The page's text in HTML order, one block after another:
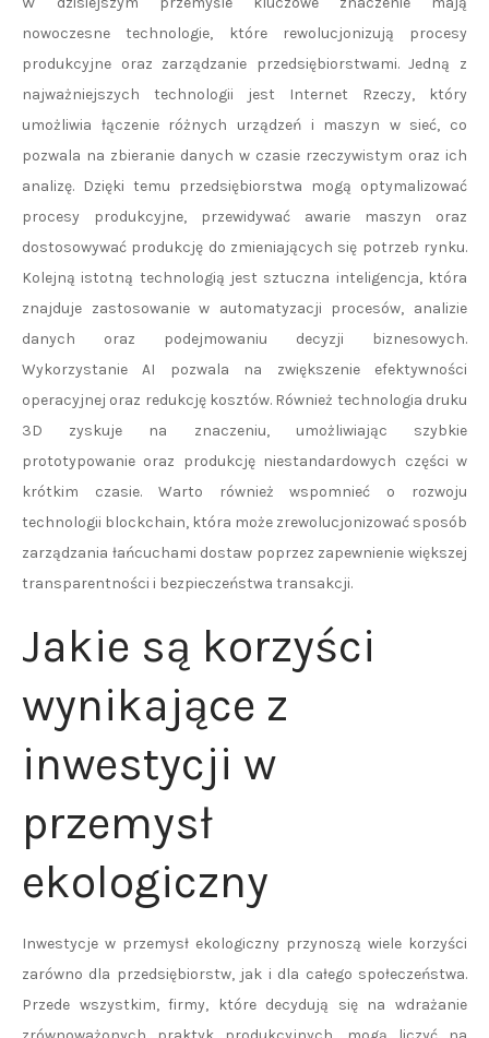
nowoczesne technologie, które rewolucjonizują procesy
produkcyjne oraz zarządzanie przedsiębiorstwami. Jedną z
najważniejszych technologii jest Internet Rzeczy, który
umożliwia łączenie różnych urządzeń i maszyn w sieć, co
pozwala na zbieranie danych w czasie rzeczywistym oraz ich
analizę. Dzięki temu przedsiębiorstwa mogą optymalizować
procesy produkcyjne, przewidywać awarie maszyn oraz
dostosowywać produkcję do zmieniających się potrzeb rynku.
Kolejną istotną technologią jest sztuczna inteligencja, która
znajduje zastosowanie w automatyzacji procesów, analizie
danych oraz podejmowaniu decyzji biznesowych.
Wykorzystanie AI pozwala na zwiększenie efektywności
operacyjnej oraz redukcję kosztów. Również technologia druku
3D zyskuje na znaczeniu, umożliwiając szybkie
prototypowanie oraz produkcję niestandardowych części w
krótkim czasie. Warto również wspomnieć o rozwoju
technologii blockchain, która może zrewolucjonizować sposób
zarządzania łańcuchami dostaw poprzez zapewnienie większej
transparentności i bezpieczeństwa transakcji.
Jakie są korzyści
wynikające z
inwestycji w
przemysł
ekologiczny
Inwestycje w przemysł ekologiczny przynoszą wiele korzyści
zarówno dla przedsiębiorstw, jak i dla całego społeczeństwa.
Przede wszystkim, firmy, które decydują się na wdrażanie